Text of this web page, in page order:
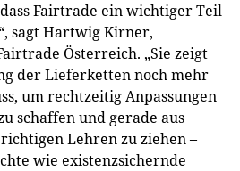
Fairtrade ein wichtiger Teil
sagt Hartwig Kirner,
Österreich. „Sie zeigt
der Lieferketten noch mehr
um rechtzeitig Anpassungen
schaffen und gerade aus
Lehren zu ziehen –
wie existenzsichernde